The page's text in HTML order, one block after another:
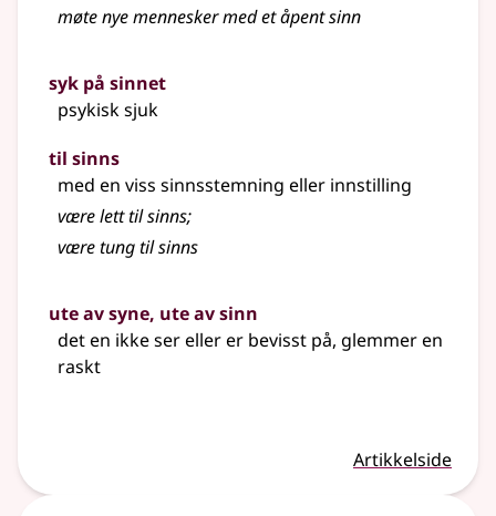
møte nye mennesker med et åpent sinn
syk på sinnet
psykisk sjuk
til sinns
med en viss sinnsstemning eller innstilling
være lett til sinns;
være tung til sinns
ute av syne, ute av sinn
det en ikke ser eller er bevisst på, glemmer en
raskt
Artikkelside